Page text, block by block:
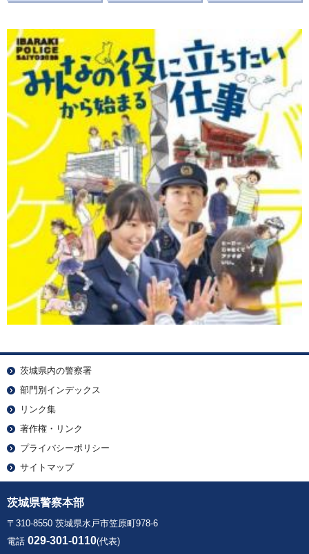
茨城県内の警察署
部門別インデックス
リンク集
著作権・リンク
プライバシーポリシー
サイトマップ
茨城県警察本部
〒310-8550 茨城県水戸市笠原町978-6
電話 029-301-0110(代表)